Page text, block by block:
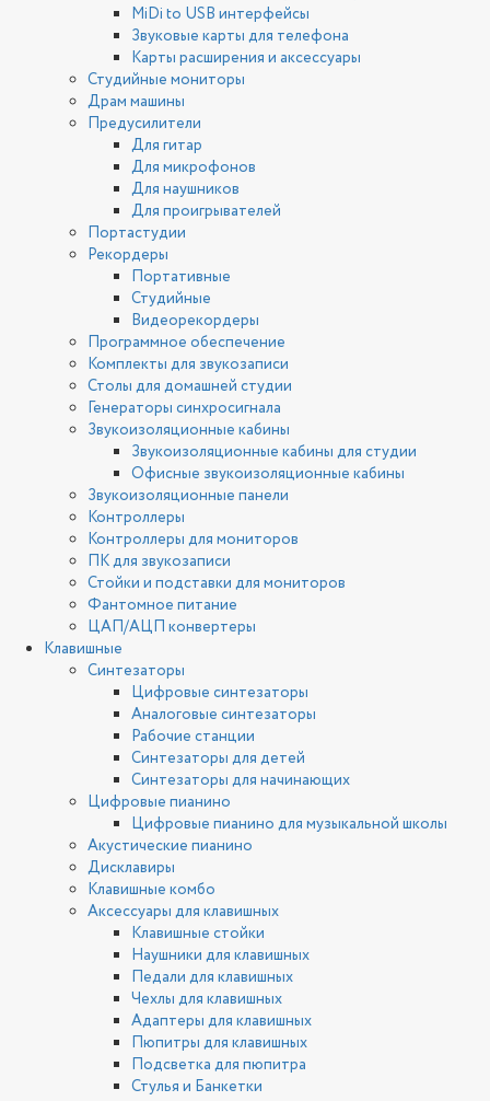
MiDi to USB интерфейсы
Звуковые карты для телефона
Карты расширения и аксессуары
Студийные мониторы
Драм машины
Предусилители
Для гитар
Для микрофонов
Для наушников
Для проигрывателей
Портастудии
Рекордеры
Портативные
Студийные
Видеорекордеры
Программное обеспечение
Комплекты для звукозаписи
Столы для домашней студии
Генераторы синхросигнала
Звукоизоляционные кабины
Звукоизоляционные кабины для студии
Офисные звукоизоляционные кабины
Звукоизоляционные панели
Контроллеры
Контроллеры для мониторов
ПК для звукозаписи
Стойки и подставки для мониторов
Фантомное питание
ЦАП/АЦП конвертеры
Клавишные
Синтезаторы
Цифровые синтезаторы
Аналоговые синтезаторы
Рабочие станции
Синтезаторы для детей
Синтезаторы для начинающих
Цифровые пианино
Цифровые пианино для музыкальной школы
Акустические пианино
Дисклавиры
Клавишные комбо
Аксессуары для клавишных
Клавишные стойки
Наушники для клавишных
Педали для клавишных
Чехлы для клавишных
Адаптеры для клавишных
Пюпитры для клавишных
Подсветка для пюпитра
Стулья и Банкетки